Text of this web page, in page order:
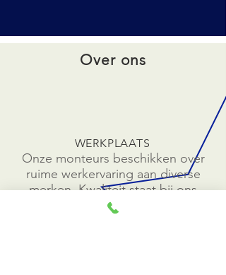
Over ons
WERKPLAATS
Onze monteurs beschikken over
ruime werkervaring aan diverse
merken. Kwaliteit staat bij ons
op de eerste plaats.